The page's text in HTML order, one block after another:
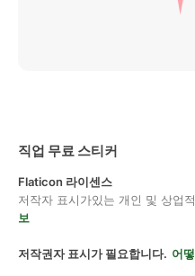
직업 무료 스티커
Flaticon 라이센스
저작자 표시가있는 개인 및 상업
보
저작권자 표시가 필요합니다. 어